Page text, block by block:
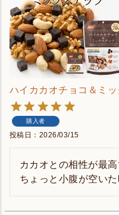
ハイカカオチョコ＆ミ
購入者
投稿日 2026/03/15
カカオとの相性が最高
ちょっと小腹が空い